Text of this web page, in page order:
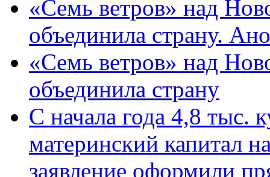
«Семь ветров» над
объединила страну.
«Семь ветров» над
объединила страну
С начала года 4,8 тыс.
материнский капитал
заявление оформили